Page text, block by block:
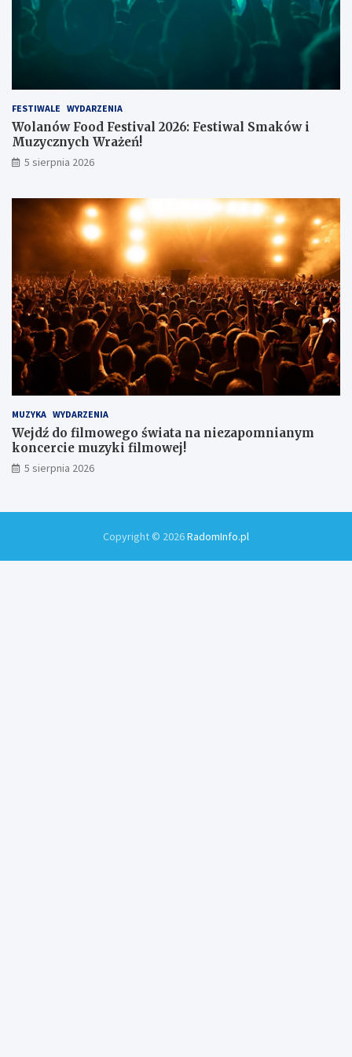
FESTIWALE WYDARZENIA
Wolanów Food Festival 2026: Festiwal Smaków i
Muzycznych Wrażeń!
5 sierpnia 2026
MUZYKA WYDARZENIA
Wejdź do filmowego świata na niezapomnianym
koncercie muzyki filmowej!
5 sierpnia 2026
Copyright © 2026RadomInfo.pl